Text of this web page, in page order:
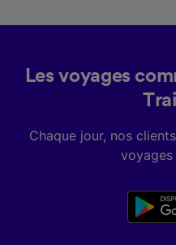
Les voyages
Chaque jour, nos
voyages